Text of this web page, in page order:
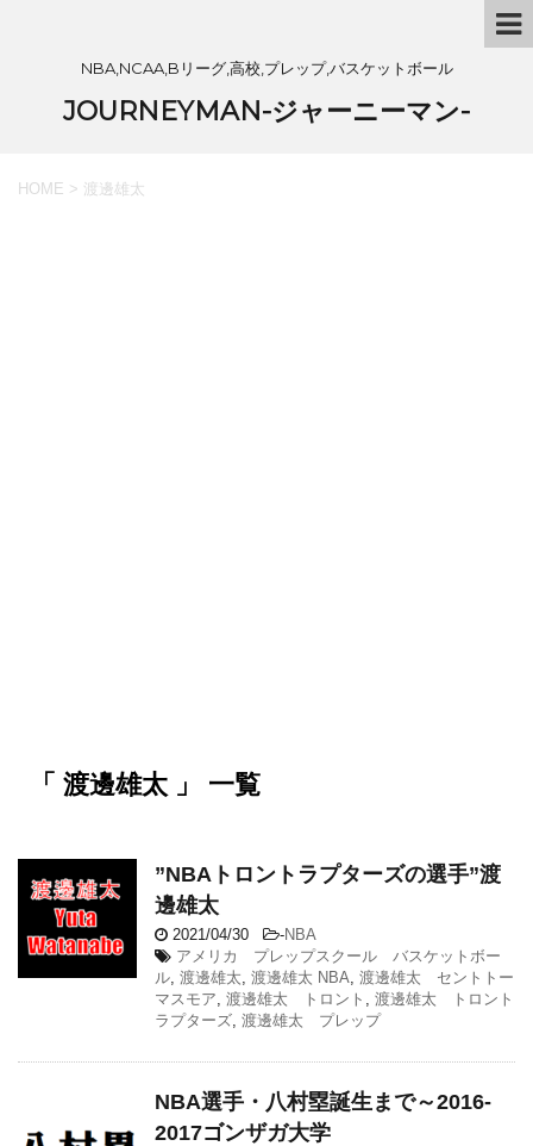
NBA,NCAA,Bリーグ,高校,プレップ,バスケットボール
JOURNEYMAN-ジャーニーマン-
HOME > 渡邊雄太
「 渡邊雄太 」 一覧
”NBAトロントラプターズの選手”渡
邊雄太
2021/04/30 -NBA
アメリカ プレップスクール バスケットボー
ル, 渡邊雄太, 渡邊雄太 NBA, 渡邊雄太 セントトー
マスモア, 渡邊雄太 トロント , 渡邊雄太 トロント
ラプターズ, 渡邊雄太 プレップ
NBA選手・八村塁誕生まで～2016-
2017ゴンザガ大学